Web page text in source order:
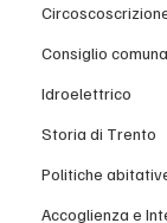
Consiglio
Idroelettrico
Storia di Trento
Politiche
Accoglienza e